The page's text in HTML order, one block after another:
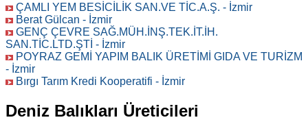
ÇAMLI YEM BESİCİLİK SAN.VE TİC.A.Ş. - İzmir
Berat Gülcan - İzmir
GENÇ ÇEVRE SAĞ.MÜH.İNŞ.TEK.İT.İH.
SAN.TİC.LTD.ŞTİ - İzmir
POYRAZ GEMİ YAPIM BALIK ÜRETİMİ GIDA VE TURİZM
- İzmir
Bırgı Tarım Kredi Kooperatifi - İzmir
Deniz Balıkları Üreticileri